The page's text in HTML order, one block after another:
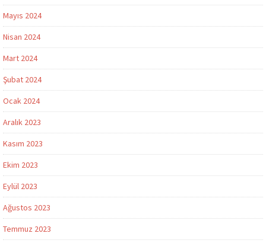
Mayıs 2024
Nisan 2024
Mart 2024
Şubat 2024
Ocak 2024
Aralık 2023
Kasım 2023
Ekim 2023
Eylül 2023
Ağustos 2023
Temmuz 2023